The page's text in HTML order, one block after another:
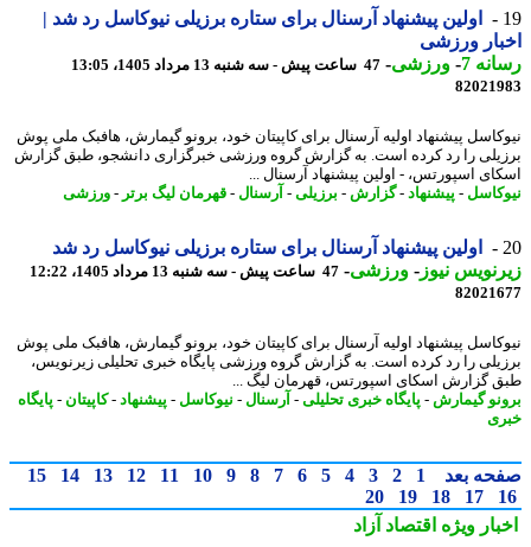
اولین پیشنهاد آرسنال برای ستاره برزیلی نیوکاسل رد شد |
ورزشی
7
-ورزشی-47 ساعت پیش - سه شنبه 13 مرداد 1405، 13:05
پیشنهاد اولیه آرسنال برای کاپیتان خود، برونو گیمارش، هافبک ملی پوش
را رد کرده است. به گزارش گروه ورزشی خبرگزاری دانشجو، طبق گزارش
اسپورتس، - اولین پیشنهاد آرسنال ...
-پیشنهاد-گزارش -برزیلی-آرسنال-قهرمان لیگ برتر - ورزشی
اولین پیشنهاد آرسنال برای ستاره برزیلی نیوکاسل رد شد
نیوز-ورزشی-47 ساعت پیش - سه شنبه 13 مرداد 1405، 12:22
پیشنهاد اولیه آرسنال برای کاپیتان خود، برونو گیمارش، هافبک ملی پوش
را رد کرده است. به گزارش گروه ورزشی پایگاه خبری تحلیلی زیرنویس،
گزارش اسکای اسپورتس، قهرمان لیگ ...
گیمارش-پایگاه خبری تحلیلی-آرسنال-نیوکاسل-پیشنهاد-کاپیتان-پایگاه
بعد 1
2
3
4
5
6
7
8
9
10
11
12
13
14
15
17
18
19
20
ویژهاقتصاد آزاد